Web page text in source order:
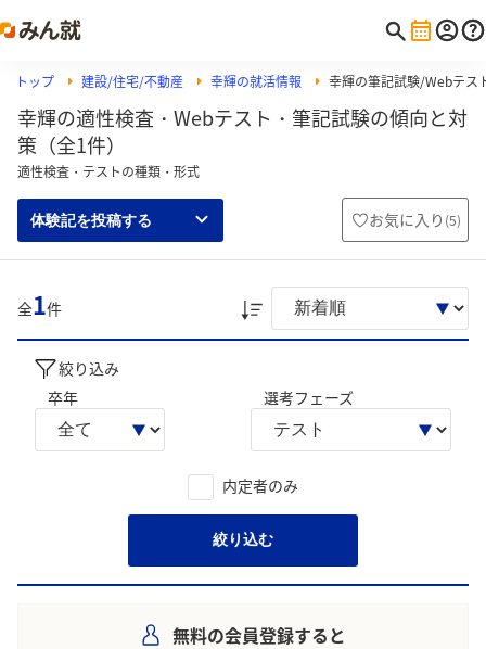
トップ 建設/住宅/不動産 幸輝の就活情報 幸輝の筆記試験/Webテス
幸輝の適性検査・Webテスト・筆記試験の傾向と対
策（全1件）
適性検査・テストの種類・形式
体験記を投稿する お気に入り (5)
全1件
絞り込み
卒年
選考フェーズ
内定者のみ
絞り込む
無料の会員登録すると